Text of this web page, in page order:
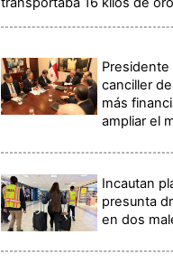
Presidente
canciller
más
ampliar el
Incautan
presunta
en dos